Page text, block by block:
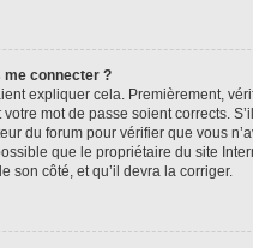
me connecter ?
expliquer cela. Premièrement,
mot de passe soient corrects.
du forum pour vérifier que vous
que le propriétaire du site
son côté, et qu’il devra la corriger.